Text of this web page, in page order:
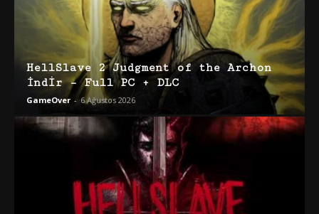
HellSlave 2 Judgment of the Archon
İndir – Full PC + DLC
GameOver - 6 Ağustos 2026